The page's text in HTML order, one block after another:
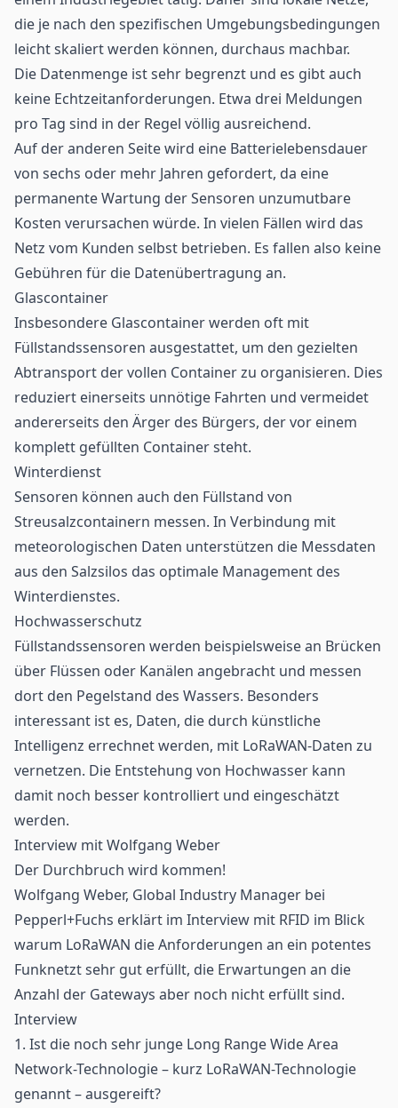
die je nach den spezifischen Umgebungsbedingungen
leicht skaliert werden können, durchaus machbar.
Die Datenmenge ist sehr begrenzt und es gibt auch
keine Echtzeitanforderungen. Etwa drei Meldungen
pro Tag sind in der Regel völlig ausreichend.
Auf der anderen Seite wird eine Batterielebensdauer
von sechs oder mehr Jahren gefordert, da eine
permanente Wartung derSensoren unzumutbare
Kosten verursachen würde. In vielen Fällen wird das
Netz vom Kunden selbst betrieben. Es fallen also keine
Gebühren für die Datenübertragung an.
Glascontainer
Insbesondere Glascontainer werden oft mit
Füllstandssensoren ausgestattet, um den gezielten
Abtransport der vollen Container zu organisieren. Dies
reduziert einerseits unnötige Fahrten und vermeidet
andererseits den Ärger des Bürgers, der vor einem
komplett gefüllten Container steht.
Winterdienst
Sensoren können auch den Füllstand von
Streusalzcontainern messen. In Verbindung mit
meteorologischen Daten unterstützen die Messdaten
aus den Salzsilos das optimale Management des
Winterdienstes.
Hochwasserschutz
Füllstandssensoren werden beispielsweise an Brücken
über Flüssen oder Kanälen angebracht und messen
dort den Pegelstand des Wassers. Besonders
interessant ist es, Daten, die durch künstliche
Intelligenz errechnet werden, mit LoRaWAN-Daten zu
vernetzen. Die Entstehung von Hochwasser kann
damit noch besser kontrolliert und eingeschätzt
werden.
Interview mit Wolfgang Weber
Der Durchbruch wird kommen!
Wolfgang Weber, Global Industry Manager bei
Pepperl+Fuchs erklärt im Interview mit RFID im Blick
warum LoRaWAN die Anforderungen an ein potentes
Funknetzt sehr gut erfüllt, die Erwartungen an die
Anzahl der Gateways aber noch nicht erfüllt sind.
Interview
1. Ist die noch sehr junge Long Range Wide Area
Network-Technologie – kurz LoRaWAN-Technologie
genannt – ausgereift?